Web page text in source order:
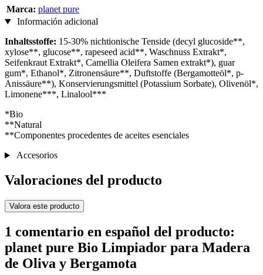
Marca: planet pure
Información adicional
Inhaltsstoffe: 15-30% nichtionische Tenside (decyl glucoside**,
xylose**, glucose**, rapeseed acid**, Waschnuss Extrakt*,
Seifenkraut Extrakt*, Camellia Oleifera Samen extrakt*), guar
gum*, Ethanol*, Zitronensäure**, Duftstoffe (Bergamotteöl*, p-
Anissäure**), Konservierungsmittel (Potassium Sorbate), Olivenöl*,
Limonene***, Linalool***
*Bio
**Natural
**Componentes procedentes de aceites esenciales
Accesorios
Valoraciones del producto
Valora este producto
1 comentario en español del producto:
planet pure Bio Limpiador para Madera
de Oliva y Bergamota